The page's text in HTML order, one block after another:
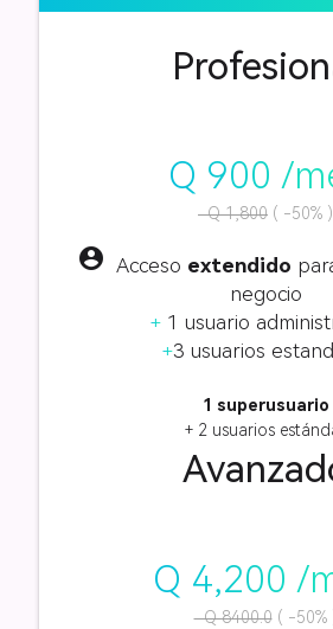
Q 900 /
Q 1,800 ( -50% )
account_circle Acceso extendido
negocio
+ 1 usuario
+3 usuarios
1 superusuario
+ 2 usuarios
Q 4,200 /
Q 8400.0( -50%